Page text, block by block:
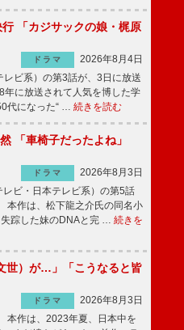
「カジサックの娘・梶原
ドラマ
2026年8月4日
ビ系）の第3話が、3日に放送
に放送されて人気を博した学
代になった“ … 続きを読む
「車椅子だったよね」
ドラマ
2026年8月3日
ビ・日本テレビ系）の第5話
作は、松下龍之介氏の同名小
踪した妹のDNAと完 … 続きを
世）が…」「こうなると皆
ドラマ
2026年8月3日
作は、2023年夏、日本中を